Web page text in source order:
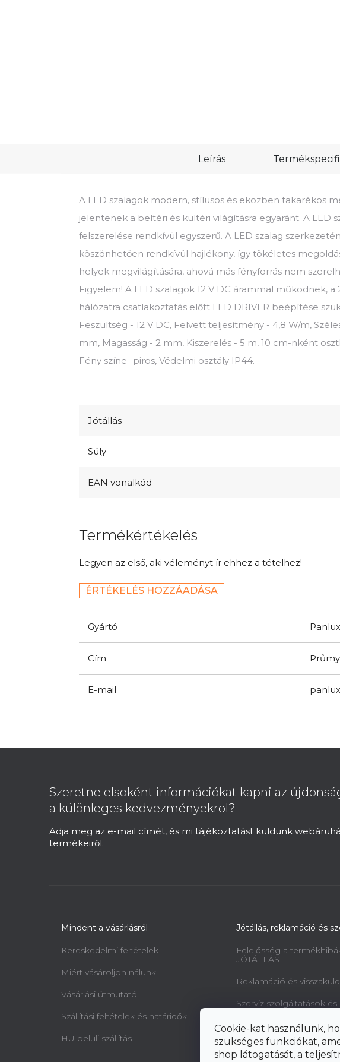
Cookie-kat használunk,
szükséges funkciókat,
shop látogatását, a
Leírás
A LED szalagok modern, stílusos és eközben takarékos
jelentenek a beltéri és kültéri világításra egyaránt. A LED
felszerelése rendkívül egyszerű. A LED szalag
köszönhetően rendkívül hajlékony, így tökéletes
helyek megvilágítására, ahová más fényforrás nem
Figyelem! A LED szalagok 12 V DC árammal működnek, a
hálózatra csatlakoztatás előtt LED DRIVER beépítése
Feszültség - 12 V DC, Felvett teljesítmény - 4,8 W/m,
mm, Magasság - 2 mm, Kiszerelés - 5 m, 10 cm-nként
Fény színe- piros, Védelmi osztály IP44.
Jótállás
Súly
EAN vonalkód
Termékértékelés
Legyen az első, aki véleményt ír ehhez a tételhez!
ÉRTÉKELÉS HOZZÁADÁSA
Gyártó
Cím
E-mail
Szeretne elsoként információkat kapni az
a különleges kedvezményekrol?
Adja meg az e-mail címét, és mi tájékoztatást küldünk
termékeiről.
Mindent a vásárlásról
Kereskedelmi feltételek
Miért vásároljon nálunk
Vásárlási útmutató
Szállítási feltételek és határidők
HU belüli szállítás
Jótállás, reklamáció és
Felelősség a
JÓTÁLLÁS
Reklamáció és
Szerviz szolgáltatások és
Minta információk a
jogairól és a
elállásról